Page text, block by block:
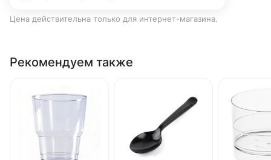
Цена действительна только для интернет-магазина.
Рекомендуем также